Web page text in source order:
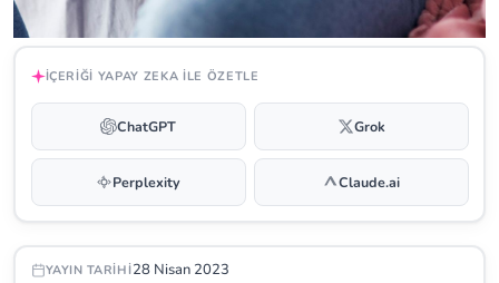
İÇERIĞI YAPAY ZEKA ILE ÖZETLE
ChatGPT Grok
Perplexity Claude.ai
YAYIN TARIHI28 Nisan 2023